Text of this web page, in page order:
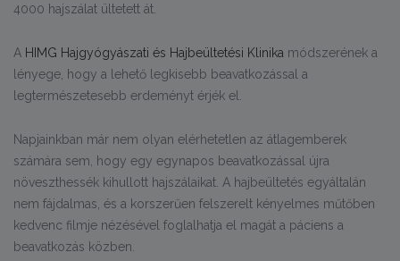
4000 hajszálat ültetett át.
A HIMG Hajgyógyászati és Hajbeültetési Klinika módszerének a
lényege, hogy a lehető legkisebb beavatkozással a
legtermészetesebb erdeményt érjék el.
Napjainkban már nem olyan elérhetetlen az átlagemberek
számára sem, hogy egy egynapos beavatkozással újra
növeszthessék kihullott hajszálaikat. A hajbeültetés egyáltalán
nem fájdalmas, és a korszerűen felszerelt kényelmes műtőben
kedvenc filmje nézésével foglalhatja el magát a páciens a
beavatkozás közben.